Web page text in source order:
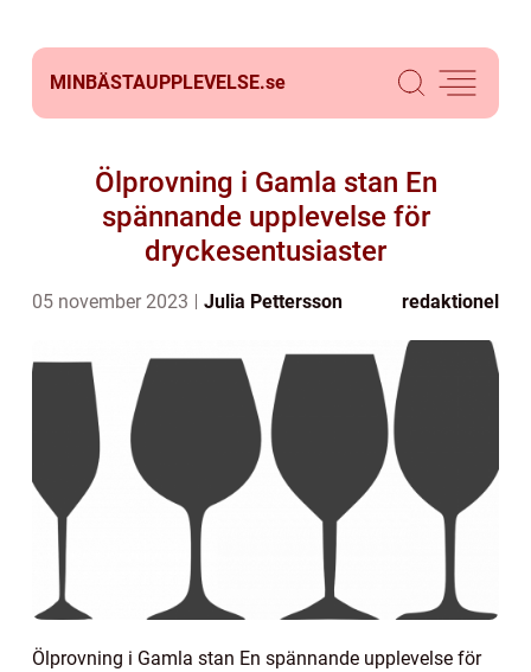
MINBÄSTAUPPLEVELSE.se
Ölprovning i Gamla stan En
spännande upplevelse för
dryckesentusiaster
05 november 2023 Julia Pettersson redaktionel
Ölprovning i Gamla stan En spännande upplevelse för